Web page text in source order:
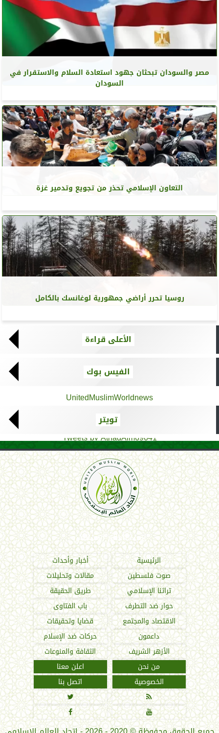
مصر والسودان تبحثان جهود استعادة السلام والاستقرار في
السودان
التعاون الإسلامي تحذر من تجويع وتدمير غزة
روسيا تحرر أراضي جمهورية لوغانسك بالكامل
الأعلى قراءة
الفيس بوك
UnitedMuslimWorldnews
تويتر
Tweets by AthadAlm69641
اتحاد العالم الإسلامي
الرئيسية
أخبار وأحداث
صوت فلسطين
مقالات وتحليلات
تراثنا الإسلامي
طريق الحقيقة
حوار ضد التطرف
باب الفتاوى
الاقتصاد والمجتمع
قضايا وتحقيقات
داعمون
حركات ضد الإسلام
الأزهر الشريف
الثقافة والمنوعات
من نحن
اعلن معنا
الخصوصية
اتصل بنا



